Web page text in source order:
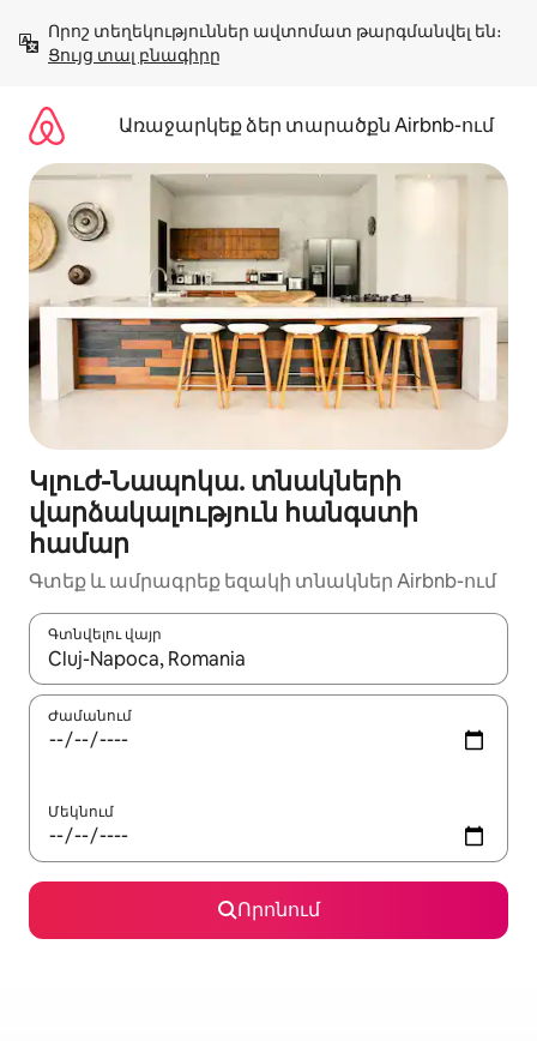
բովանդակությանը
Ցույց տալ բնագիրը
Առաջարկեք ձեր տարածքն Airbnb-ում
Կլուժ-Նապոկա. տնակների
վարձակալություն հանգստի
համար
Գտեք և ամրագրեք եզակի տնակներ Airbnb-ում
Գտնվելու վայր
Երբ արդյունքները հասանելի լինեն, սլաքների
Ժամանում
Մեկնում
Որոնում